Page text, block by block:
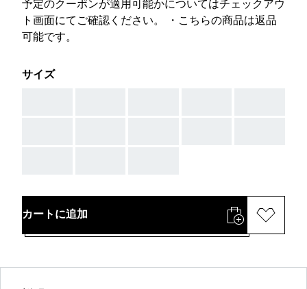
予定のクーポンが適用可能かについてはチェックアウ
ト画面にてご確認ください。 ・こちらの商品は返品
可能です。
サイズ
カートに追加